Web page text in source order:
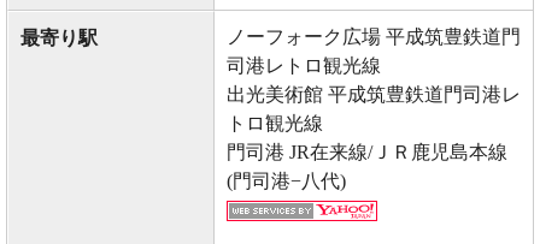
最寄り駅
ノーフォーク広場 平成筑豊鉄道門
司港レトロ観光線
出光美術館 平成筑豊鉄道門司港レ
トロ観光線
門司港 JR在来線/ＪＲ鹿児島本線
(門司港−八代)